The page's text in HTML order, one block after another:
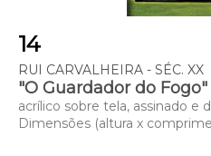
14
RUI CARVALHEIRA - SÉC. XX
"O Guardador do Fogo"
acrílico sobre tela, assinado e
Dimensões (altura x